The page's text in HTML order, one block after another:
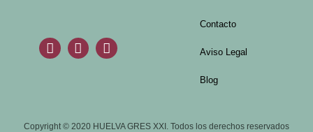
Contacto
Aviso Legal
Blog
Copyright © 2020 HUELVA GRES XXI. Todos los derechos reservados